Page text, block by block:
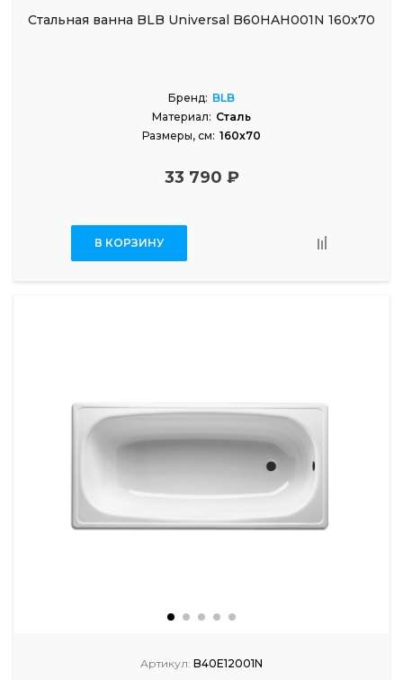
Стальная ванна BLB Universal B60HAH001N 160x70
Бренд: BLB
Материал: Сталь
Размеры, см: 160x70
33 790 ₽
В КОРЗИНУ
Артикул: B40E12001N